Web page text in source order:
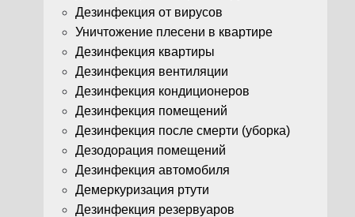
Дезинфекция от вирусов
Уничтожение плесени в квартире
Дезинфекция квартиры
Дезинфекция вентиляции
Дезинфекция кондиционеров
Дезинфекция помещений
Дезинфекция после смерти (уборка)
Дезодорация помещений
Дезинфекция автомобиля
Демеркуризация ртути
Дезинфекция резервуаров